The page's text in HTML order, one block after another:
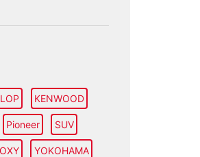
KENWOOD
Pioneer SUV
YOKOHAMA